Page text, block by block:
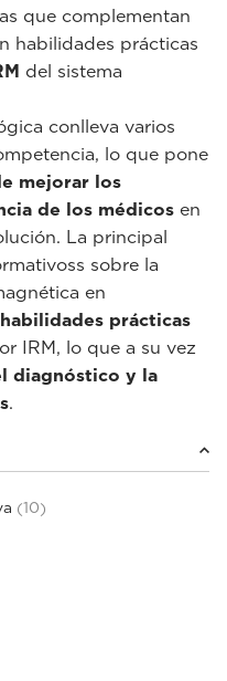
que complementan
habilidades prácticas
del sistema
conlleva varios
lo que pone
mejorar los
de los médicos en
La principal
sobre la
en
prácticas
IRM, lo que a su vez
diagnóstico y la
.
(10)